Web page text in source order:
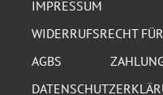
IMPRESSUM
WIDERRUFSRECHT
AGBS